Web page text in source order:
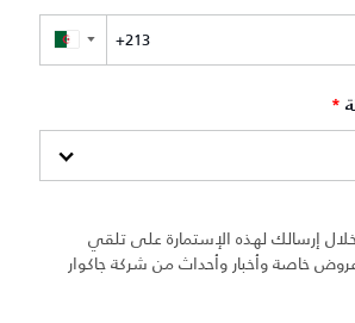
▼
*
إرسالك لهذه الإستمارة على تلقي
خاصة وأخبار وأحداث من شركة جاكوار